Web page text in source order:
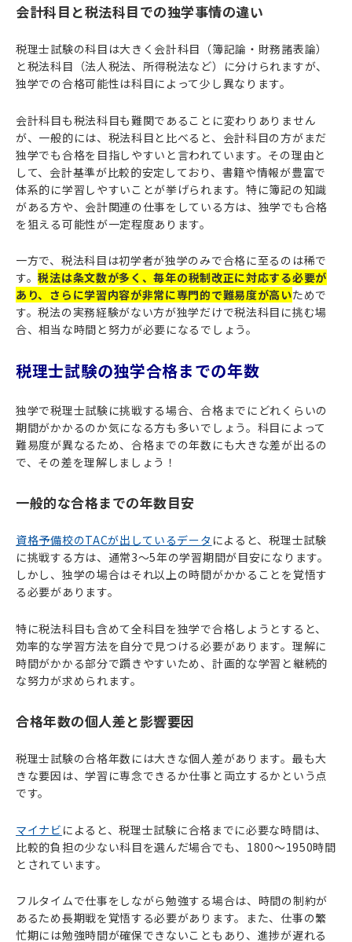
会計科目と税法科目での独学事情の違い
税理士試験の科目は大きく会計科目（簿記論・財務諸表論）
と税法科目（法人税法、所得税法など）に分けられますが、
独学での合格可能性は科目によって少し異なります。
会計科目も税法科目も難関であることに変わりありません
が、一般的には、税法科目と比べると、会計科目の方がまだ
独学でも合格を目指しやすいと言われています。その理由と
して、会計基準が比較的安定しており、書籍や情報が豊富で
体系的に学習しやすいことが挙げられます。特に簿記の知識
がある方や、会計関連の仕事をしている方は、独学でも合格
を狙える可能性が一定程度あります。
一方で、税法科目は初学者が独学のみで合格に至るのは稀で
す。税法は条文数が多く、毎年の税制改正に対応する必要が
あり、さらに学習内容が非常に専門的で難易度が高いためで
す。税法の実務経験がない方が独学だけで税法科目に挑む場
合、相当な時間と努力が必要になるでしょう。
税理士試験の独学合格までの年数
独学で税理士試験に挑戦する場合、合格までにどれくらいの
期間がかかるのか気になる方も多いでしょう。科目によって
難易度が異なるため、合格までの年数にも大きな差が出るの
で、その差を理解しましょう！
一般的な合格までの年数目安
資格予備校のTACが出しているデータ によると、税理士試験
に挑戦する方は、通常3～5年の学習期間が目安になります。
しかし、独学の場合はそれ以上の時間がかかることを覚悟す
る必要があります。
特に税法科目も含めて全科目を独学で合格しようとすると、
効率的な学習方法を自分で見つける必要があります。理解に
時間がかかる部分で躓きやすいため、計画的な学習と継続的
な努力が求められます。
合格年数の個人差と影響要因
税理士試験の合格年数には大きな個人差があります。最も大
きな要因は、学習に専念できるか仕事と両立するかという点
です。
マイナビ によると、税理士試験に合格までに必要な時間は、
比較的負担の少ない科目を選んだ場合でも、1800～1950時間
とされています。
フルタイムで仕事をしながら勉強する場合は、時間の制約が
あるため長期戦を覚悟する必要があります。また、仕事の繁
忙期には勉強時間が確保できないこともあり、進捗が遅れる